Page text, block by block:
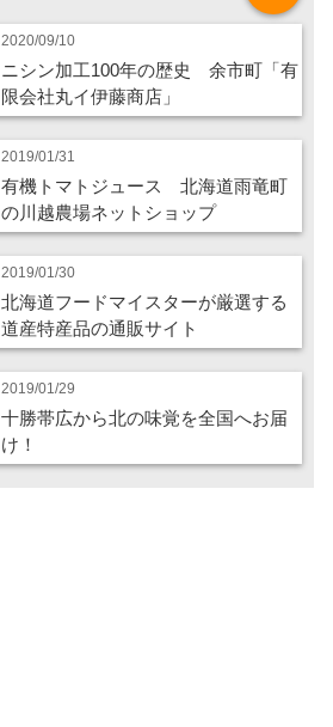
2020/09/10
ニシン加工100年の歴史 余市町「有
限会社丸イ伊藤商店」
2019/01/31
有機トマトジュース 北海道雨竜町
の川越農場ネットショップ
2019/01/30
北海道フードマイスターが厳選する
道産特産品の通販サイト
2019/01/29
十勝帯広から北の味覚を全国へお届
け！